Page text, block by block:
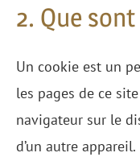
2. Que
Un cookie est un
les pages de ce
navigateur sur le
d’un autre